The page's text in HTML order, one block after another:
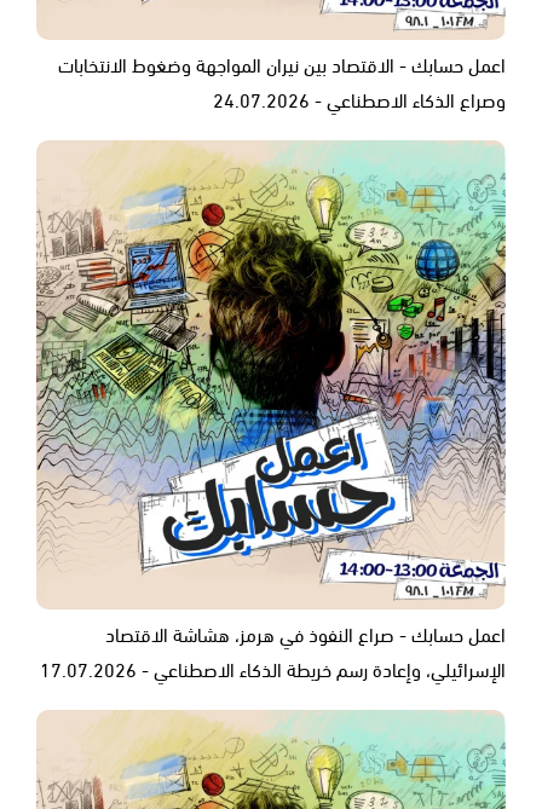
اعمل حسابك - الاقتصاد بين نيران المواجهة وضغوط الانتخابات
وصراع الذكاء الاصطناعي - 24.07.2026
اعمل حسابك - صراع النفوذ في هرمز، هشاشة الاقتصاد
الإسرائيلي، وإعادة رسم خريطة الذكاء الاصطناعي - 17.07.2026